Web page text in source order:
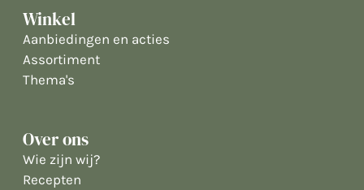
Winkel
Aanbiedingen en acties
Assortiment
Thema's
Over ons
Wie zijn wij?
Recepten